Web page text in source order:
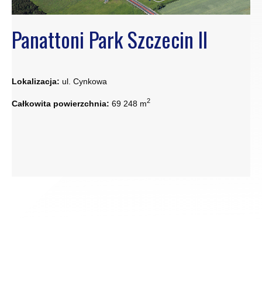
Panattoni Park Szczecin II
Lokalizacja: ul. Cynkowa
Całkowita powierzchnia: 69 248 m2